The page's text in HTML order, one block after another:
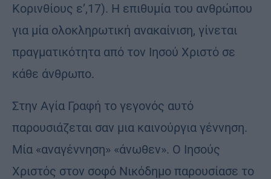
Κορινθίους ε’,17). Η επιθυμία του ανθρώπου
για μία ολοκληρωτική ανακαίνιση, γίνεται
πραγµατικότητα από τον Ιησού Χριστό σε
κάθε άνθρωπο.
Στην Αγία Γραφή το γεγονός αυτό
παρουσιάζεται σαν µια καινούργια γέννηση.
Μία «αναγέννηση» «άνωθεν». Ο Ιησούς
Χριστός στον σοφό Νικόδημο παρουσίασε το